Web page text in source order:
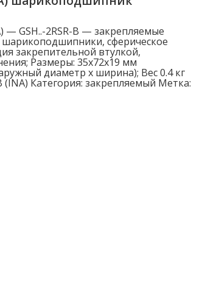
Наружный диаметр D (мм)
— GSH..-2RSR-B — закрепляемые
сферическое
закрепительной втулкой,
Размеры: 35x72x19 мм
диаметр x ширина); Вес 0.4 кг
(INA) Категория: закрепляемый Метка: